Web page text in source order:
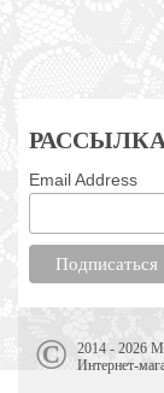
РАССЫЛКА
Email Address
2014 - 2026
Интернет-